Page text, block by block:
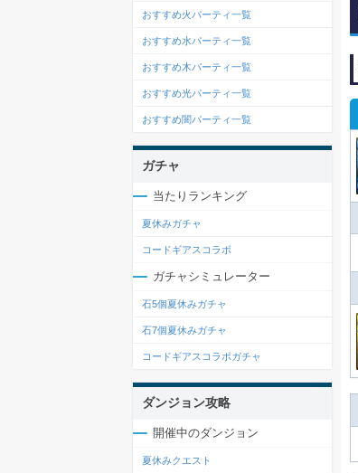
おすすめ火パーティ一覧
おすすめ水パーティ一覧
おすすめ木パーティ一覧
おすすめ光パーティ一覧
おすすめ闇パーティ一覧
ガチャ
当たりランキング
夏休みガチャ
コードギアスコラボ
ガチャシミュレーター
石5個夏休みガチャ
石7個夏休みガチャ
コードギアスコラボガチャ
ダンジョン攻略
開催中のダンジョン
夏休みクエスト